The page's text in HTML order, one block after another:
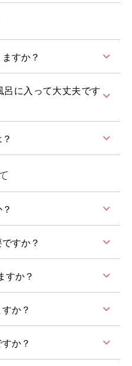
ださい。
ニティをご用意してお
すか？
呂1つ)
呂1つ)
1つ)
呂に入って大丈夫です
ておりますので、お気を
です。
泉【弱アルカリ性】
、冷え性、疲労回復、
料・予約不要)
すか？
すか？
リが必要です。
driver/
か？
/16:40の3便をご用意し
か？